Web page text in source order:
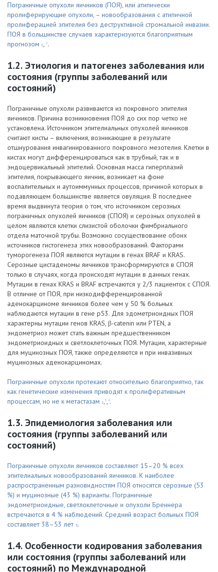
Пограничные опухоли яичников (ПОЯ), или атипически
пролиферирующие опухоли, – новообразования с атипичной
пролиферацией эпителия без деструктивной стромальной инвазии.
ПОЯ в большинстве случаев характеризуются благоприятным
прогнозом 1, 2 .
1.2. Этиология и патогенез заболевания или
состояния (группы заболеваний или
состояний)
Пограничные опухоли развиваются из покровного эпителия
яичников. Причина возникновения ПОЯ до сих пор четко не
установлена. Источником эпителиальных опухолей яичников
считают кисты – включения, возникающие в результате
отшнурования инвагинированного покровного мезотелия. Клетки в
кистах могут дифференцироваться как в трубный, так и в
эндоцервикальный эпителий. Основная масса гиперплазий
эпителия, покрывающего яичник, возникает на фоне
воспалительных и аутоиммунных процессов, причиной которых в
подавляющем большинстве является овуляция. В последнее
время выдвинута теория о том, что источником серозных
пограничных опухолей яичников (СПОЯ) и серозных опухолей в
целом являются клетки слизистой оболочки фимбриального
отдела маточной трубы. Возможно сосуществование обоих
источников гистогенеза этих новообразований. Факторами
туморогенеза ПОЯ являются мутации в генах BRAF и KRAS.
Серозные цистаденомы яичников трансформируются в СПОЯ
только в случаях, когда происходят мутации в данных генах.
Мутации в генах KRAS и BRAF встречаются у 2/3 пациенток с СПОЯ.
В отличие от ПОЯ, при низкодифференцированной
аденокарциноме яичников более чем у 50 % больных
наблюдаются мутации в гене р53. Для эдометриоидных ПОЯ
характерны мутации генов KRAS, β-catenin или PTEN, а
эндометриоз может стать важным предшественником
эндометриоидных и светлоклеточных ПОЯ. Мутации, характерные
для муцинозных ПОЯ, также определяются и при инвазивных
муцинозных аденокарциномах.
Пограничные опухоли протекают относительно благоприятно, так
как генетические изменения приводят к пролиферативным
процессам, но не к метастазам 2,3, 4.
1.3. Эпидемиология заболевания или
состояния (группы заболеваний или
состояний)
Пограничные опухоли яичников составляют 15–20 % всех
эпителиальных новообразований яичников. К наиболее
распространенным разновидностям ПОЯ относятся серозные (53
%) и муцинозные (43 %) варианты. Пограничные
эндометриоидные, светлоклеточные и опухоли Бреннера
встречаются в 4 % наблюдений. Средний возраст больных ПОЯ
составляет 38–53 лет 5.
1.4. Особенности кодирования заболевания
или состояния (группы заболеваний или
состояний) по Международной